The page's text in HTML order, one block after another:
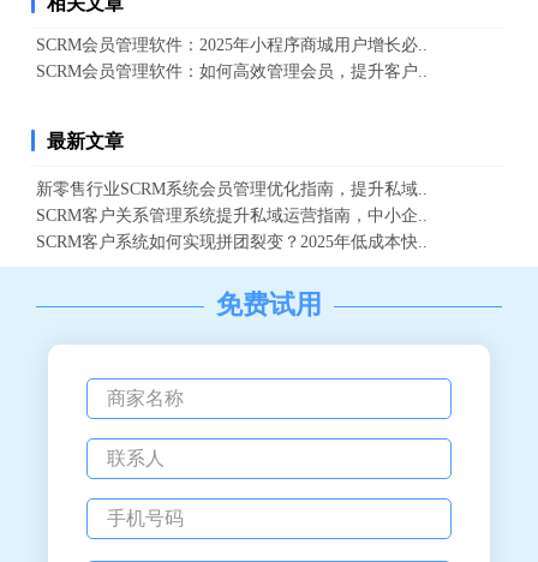
SCRM会员管理软件：2025年小程序商城用户增长必..
SCRM会员管理软件：如何高效管理会员，提升客户..
最新文章
新零售行业SCRM系统会员管理优化指南，提升私域..
SCRM客户关系管理系统提升私域运营指南，中小企..
SCRM客户系统如何实现拼团裂变？2025年低成本快..
免费试用